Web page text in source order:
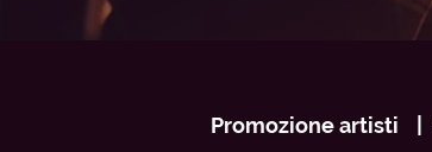
NavigazionePromozione artisti